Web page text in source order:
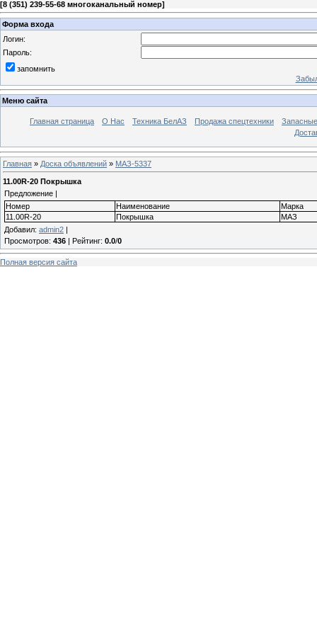
[8 (351) 239-55-68 многоканальный номер]
Форма входа
Логин:
Пароль:
запомнить
Меню сайта
Главная страница О Нас Техника БелАЗ Продажа спецтехники
Главная » Доска объявлений » МАЗ-5337
11.00R-20 Покрышка
Предложение |
Номер
Наименование
Марка
11.00R-20
Покрышка
МАЗ
Добавил: admin2 |
Просмотров: 436 | Рейтинг: 0.0/0
Полная версия сайта